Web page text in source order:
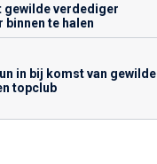
gewilde verdediger
te halen
in bij komst van gewilde
topclub